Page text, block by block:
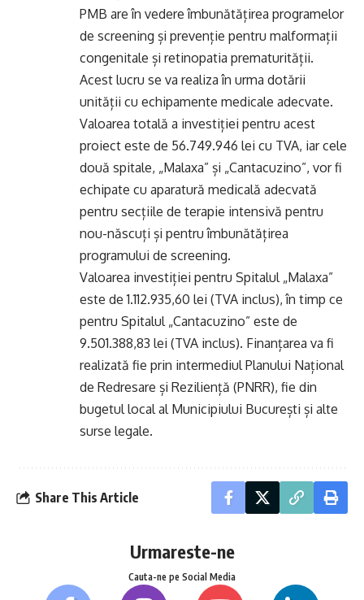
PMB are în vedere îmbunătățirea programelor
de screening și prevenție pentru malformații
congenitale și retinopatia prematurității.
Acest lucru se va realiza în urma dotării
unității cu echipamente medicale adecvate.
Valoarea totală a investiției pentru acest
proiect este de 56.749.946 lei cu TVA, iar cele
două spitale, „Malaxa” și „Cantacuzino”, vor fi
echipate cu aparatură medicală adecvată
pentru secțiile de terapie intensivă pentru
nou-născuți și pentru îmbunătățirea
programului de screening.
Valoarea investiției pentru Spitalul „Malaxa”
este de 1.112.935,60 lei (TVA inclus), în timp ce
pentru Spitalul „Cantacuzino” este de
9.501.388,83 lei (TVA inclus). Finanțarea va fi
realizată fie prin intermediul Planului Național
de Redresare și Reziliență (PNRR), fie din
bugetul local al Municipiului București și alte
surse legale.
Share This Article
Urmareste-ne
Cauta-ne pe Social Media